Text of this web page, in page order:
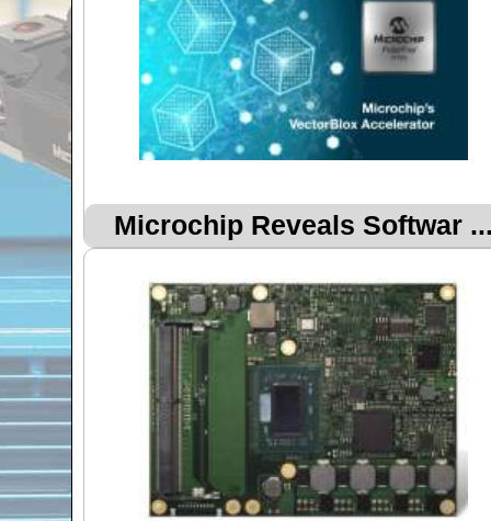
Microchip Reveals Softwar